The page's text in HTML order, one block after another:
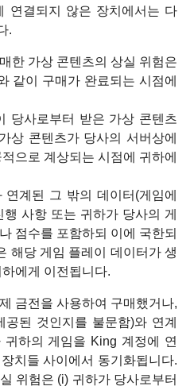
연결되지 않은 장치에서는 다
.
한 가상 콘텐츠의 상실 위험은
같이 구매가 완료되는 시점에
당사로부터 받은 가상 콘텐츠
상 콘텐츠가 당사의 서버상에
으로 계상되는 시점에 귀하에
계된 그 밖의 데이터(게임에
사항 또는 귀하가 당사의 게
점수를 포함하되 이에 국한되
해당 게임 플레이 데이터가 생
에게 이전됩니다.
금전을 사용하여 구매했거나,
된 것인지를 불문함)와 연계
하의 게임을 King 계정에 연
치들 사이에서 동기화됩니다.
위험은 (i) 귀하가 당사로부터